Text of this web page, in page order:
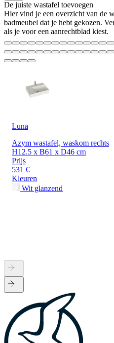
De juiste wastafel toevoegen
Hier vind je een overzicht van de
badmeubel dat je hebt gekozen.
als je voor een aanrechtblad kiest.
Luna
Azym wastafel, waskom rechts
H12.5 x B61 x D46 cm
Prijs
531 €
Kleuren
Wit glanzend